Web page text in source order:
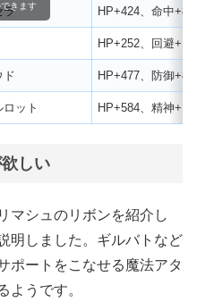
ラ HP+424、命中+8
HP+252、回避
ド HP+477、防御+8
ロット HP+584、精神+12
きます
しい
マシュのリボンを紹介し
明しました。ギルバトなど
ポートをこなせる魔法アタ
ようです。